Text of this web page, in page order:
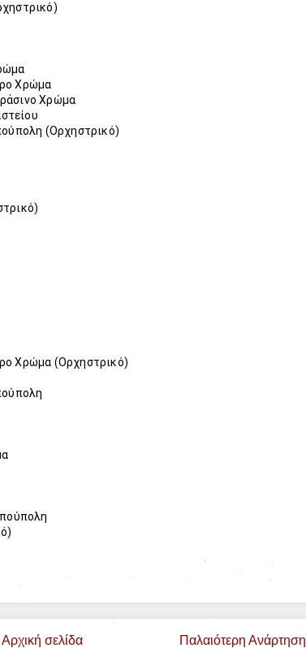
Χρώμα
Χρώμα
(Ορχηστρικό)
Χρώμα (Ορχηστρικό)
Παλαιότερη Ανάρτηση
Αρχική σελίδα